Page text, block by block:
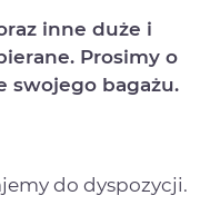
inne duże i
Prosimy o
swojego bagażu.
do dyspozycji.